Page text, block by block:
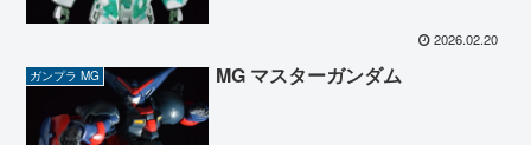
2026.02.20
ガンプラ MG MG マスターガンダム